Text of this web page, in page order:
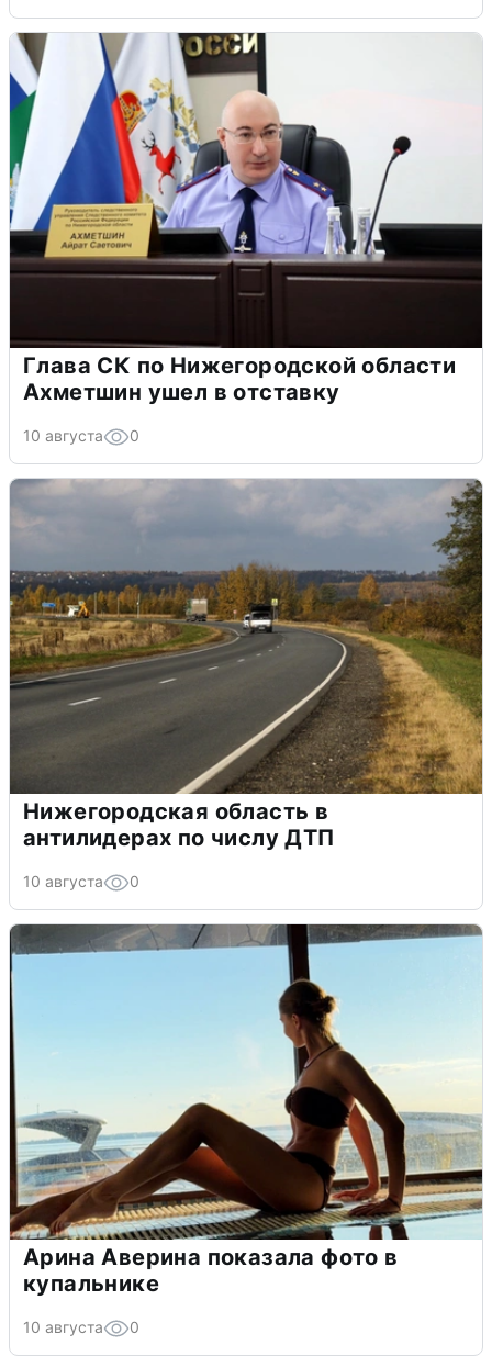
Глава СК по Нижегородской области
Ахметшин ушел в отставку
10 августа 0
Нижегородская область в
антилидерах по числу ДТП
10 августа 0
Арина Аверина показала фото в
купальнике
10 августа 0